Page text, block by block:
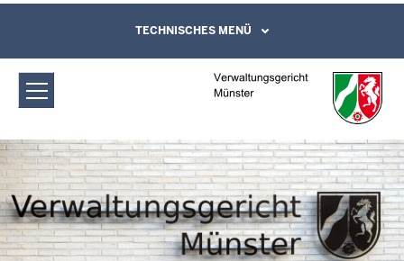
Verwaltungsgericht Münster:
Terminvorschau März 2026
Direkt zum Inhalt
Leichte Sprache, Gebärdensprachenvideo
und Kontaktformular
TECHNISCHES MENÜ